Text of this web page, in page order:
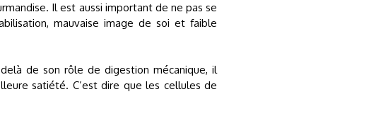
Il est aussi important de ne pas se
mauvaise image de soi et faible
de son rôle de digestion mécanique, il
satiété. C’est dire que les cellules de